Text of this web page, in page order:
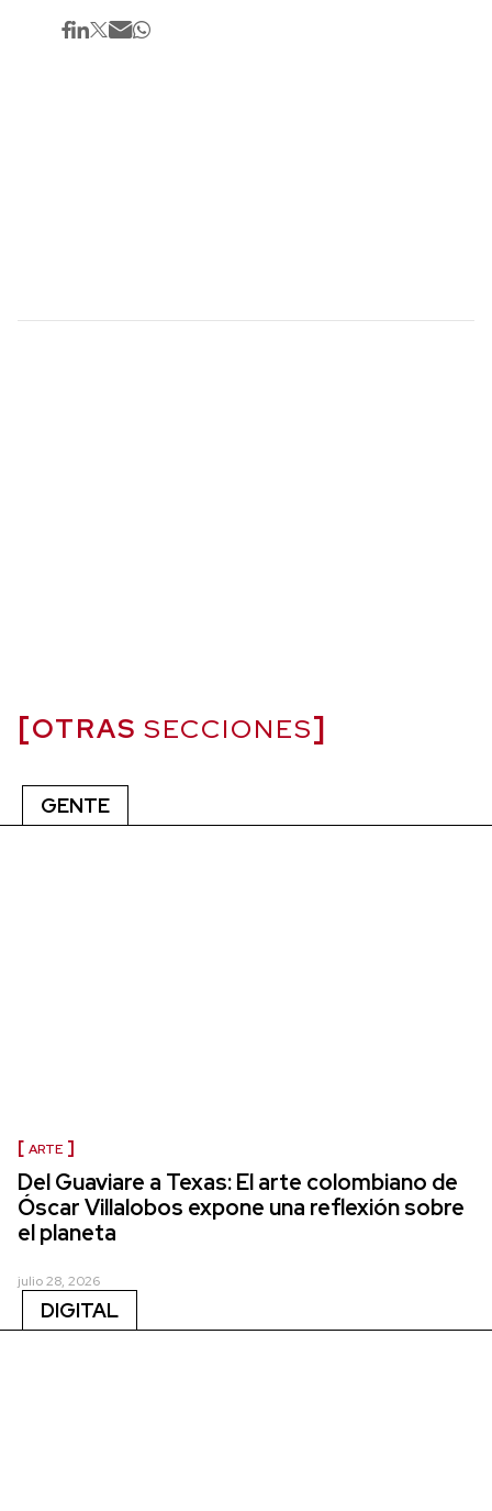
OTRAS SECCIONES
GENTE
ARTE
Del Guaviare a Texas: El arte colombiano de
Óscar Villalobos expone una reflexión sobre
el planeta
julio 28, 2026
DIGITAL